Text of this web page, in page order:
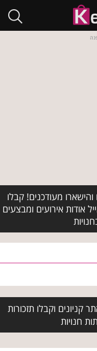
מעודכנים! קבלו
אודות אירועים ומבצעים
קניונים וקבלו תזכורות
חנויות